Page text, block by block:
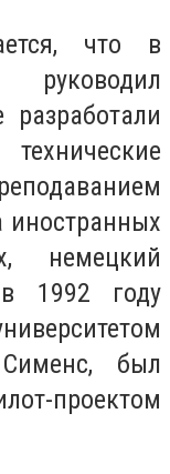
что в
руководил
немецкий
в 1992 году
был
проектом